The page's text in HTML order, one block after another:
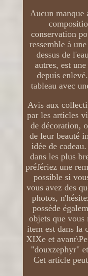
Aucun manque
conservation
ressemble à
dessus de
autres, est
depuis
tableau avec
Avis aux
par les articles
de décoration,
de leur beauté
idée de
dans les plus
préfériez une
possible si
vous avez des
photos,
possède
objets que
item est dans la
XIXe et
"douxzephyr"
Cet article